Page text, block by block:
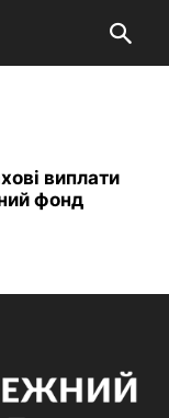
виплати
фонд